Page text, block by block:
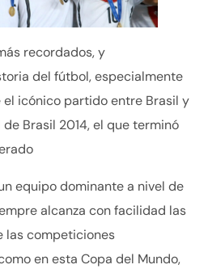
recordados, y
del fútbol, especialmente
el icónico partido entre Brasil y
Brasil 2014, el que terminó
equipo dominante a nivel de
alcanza con facilidad las
las competiciones
en esta Copa del Mundo,